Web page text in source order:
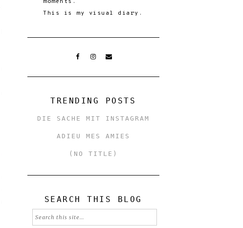
This is my visual diary.
TRENDING POSTS
DIE SACHE MIT INSTAGRAM
ADIEU MES AMIES
(NO TITLE)
SEARCH THIS BLOG